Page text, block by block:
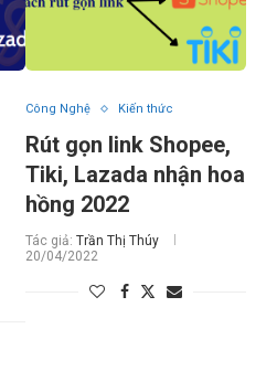
Công Nghệ Kiến thức
Rút gọn link Shopee,
Tiki, Lazada nhận hoa
hồng 2022
Tác giả: Trần Thị Thúy
20/04/2022